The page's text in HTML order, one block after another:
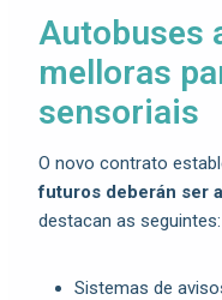
Autobuses
melloras
sensoriais
O novo contrato
futuros deberán ser
destacan as seguintes:
Sistemas de